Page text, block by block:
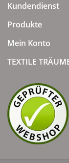
Kundendienst
Produkte
Mein Konto
TEXTILE